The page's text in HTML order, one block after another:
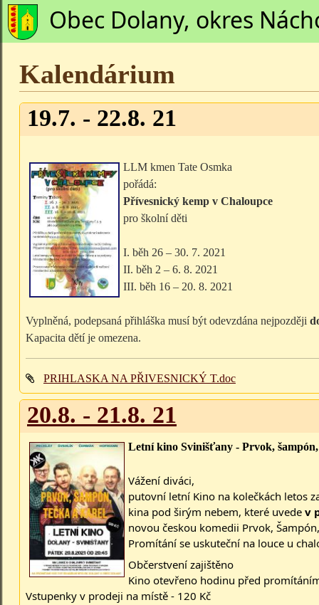
Obec Dolany, okres
Kalendárium
19.7. - 22.8. 21
LLM kmen Tate Osmka
pořádá:
Přívesnický kemp v Chaloupce
pro školní děti
I. běh 26 – 30. 7. 2021
II. běh 2 – 6. 8. 2021
III. běh 16 – 20. 8. 2021
Vyplněná, podepsaná přihláška musí být odevzdána nejpozději
Kapacita dětí je omezena.
PRIHLASKA NA PŘIVESNICKÝ T.doc
20.8. - 21.8. 21
Letní kino Svinišťany - Prvok,
Vážení diváci,
putovní letní Kino na kolečkách letos
kina pod širým nebem, které uvede v
novou českou komedii Prvok,
Promítání se uskuteční na louce u
Občerstvení zajištěno
Kino otevřeno hodinu před
Vstupenky v prodeji na místě - 120 Kč